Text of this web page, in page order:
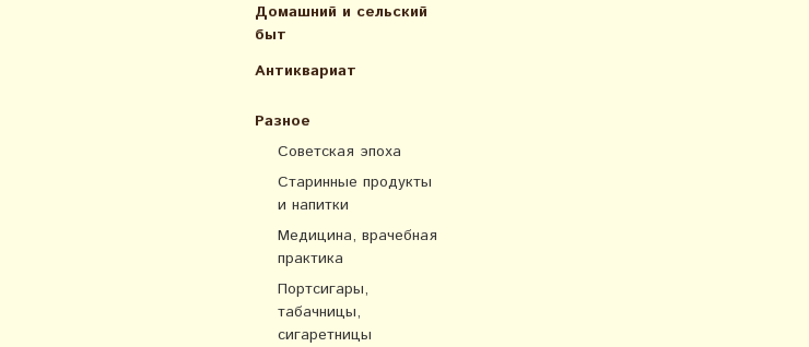
Домашний и сельский
быт
Антиквариат
Разное
Советская эпоха
Старинные продукты
и напитки
Медицина, врачебная
практика
Портсигары,
табачницы,
сигаретницы